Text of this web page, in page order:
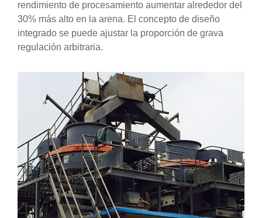
rendimiento de procesamiento aumentar alrededor del
30% más alto en la arena. El concepto de diseño
integrado se puede ajustar la proporción de grava
regulación arbitraria.